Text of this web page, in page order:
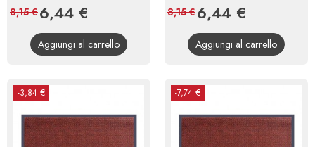
Prezzo
6,44 €
base
8,15 €
Aggiungi al carrello
Prezzo
6,44 €
base
8,15 €
Aggiungi al carrello
-3,84 € -7,74 €